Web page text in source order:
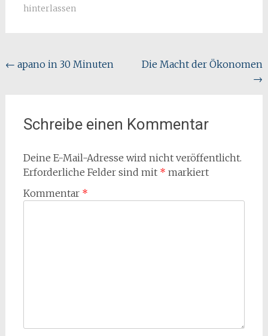
hinterlassen
Beitragsnavigation
← apano in 30 Minuten
Die Macht der Ökonomen
→
Schreibe einen Kommentar
Deine E-Mail-Adresse wird nicht veröffentlicht.
Erforderliche Felder sind mit * markiert
Kommentar *